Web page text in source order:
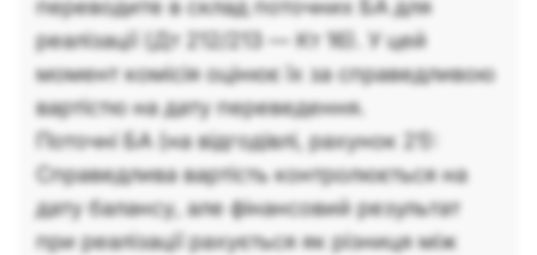
переводите в склад поточних БА для
реалізації (Дт 212/213 — Кт 16). У цей
момент комісія оцінює їх за справедливою
вартістю на дату переведення.
Поточні БА (на відгодівлі, рахунок 21):
Справедлива вартість контролюється на
дату балансу, але фінансовий результат
при реалізації рахується як різниця між